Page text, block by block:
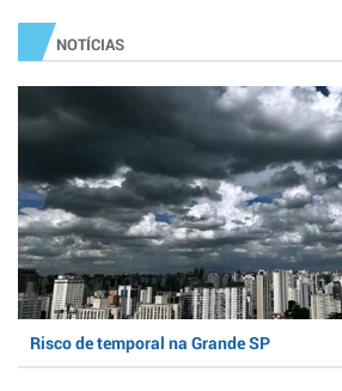
NOTÍCIAS
Risco de temporal na Grande SP